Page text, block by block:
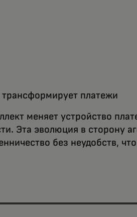
платежи
меняет устройство
Эта эволюция в сторону
без неудобств,